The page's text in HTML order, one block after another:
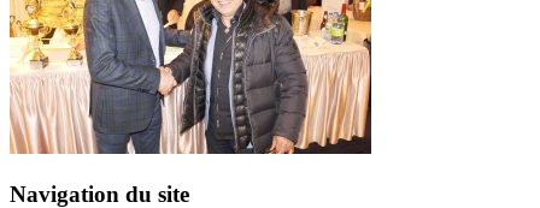
Navigation du site